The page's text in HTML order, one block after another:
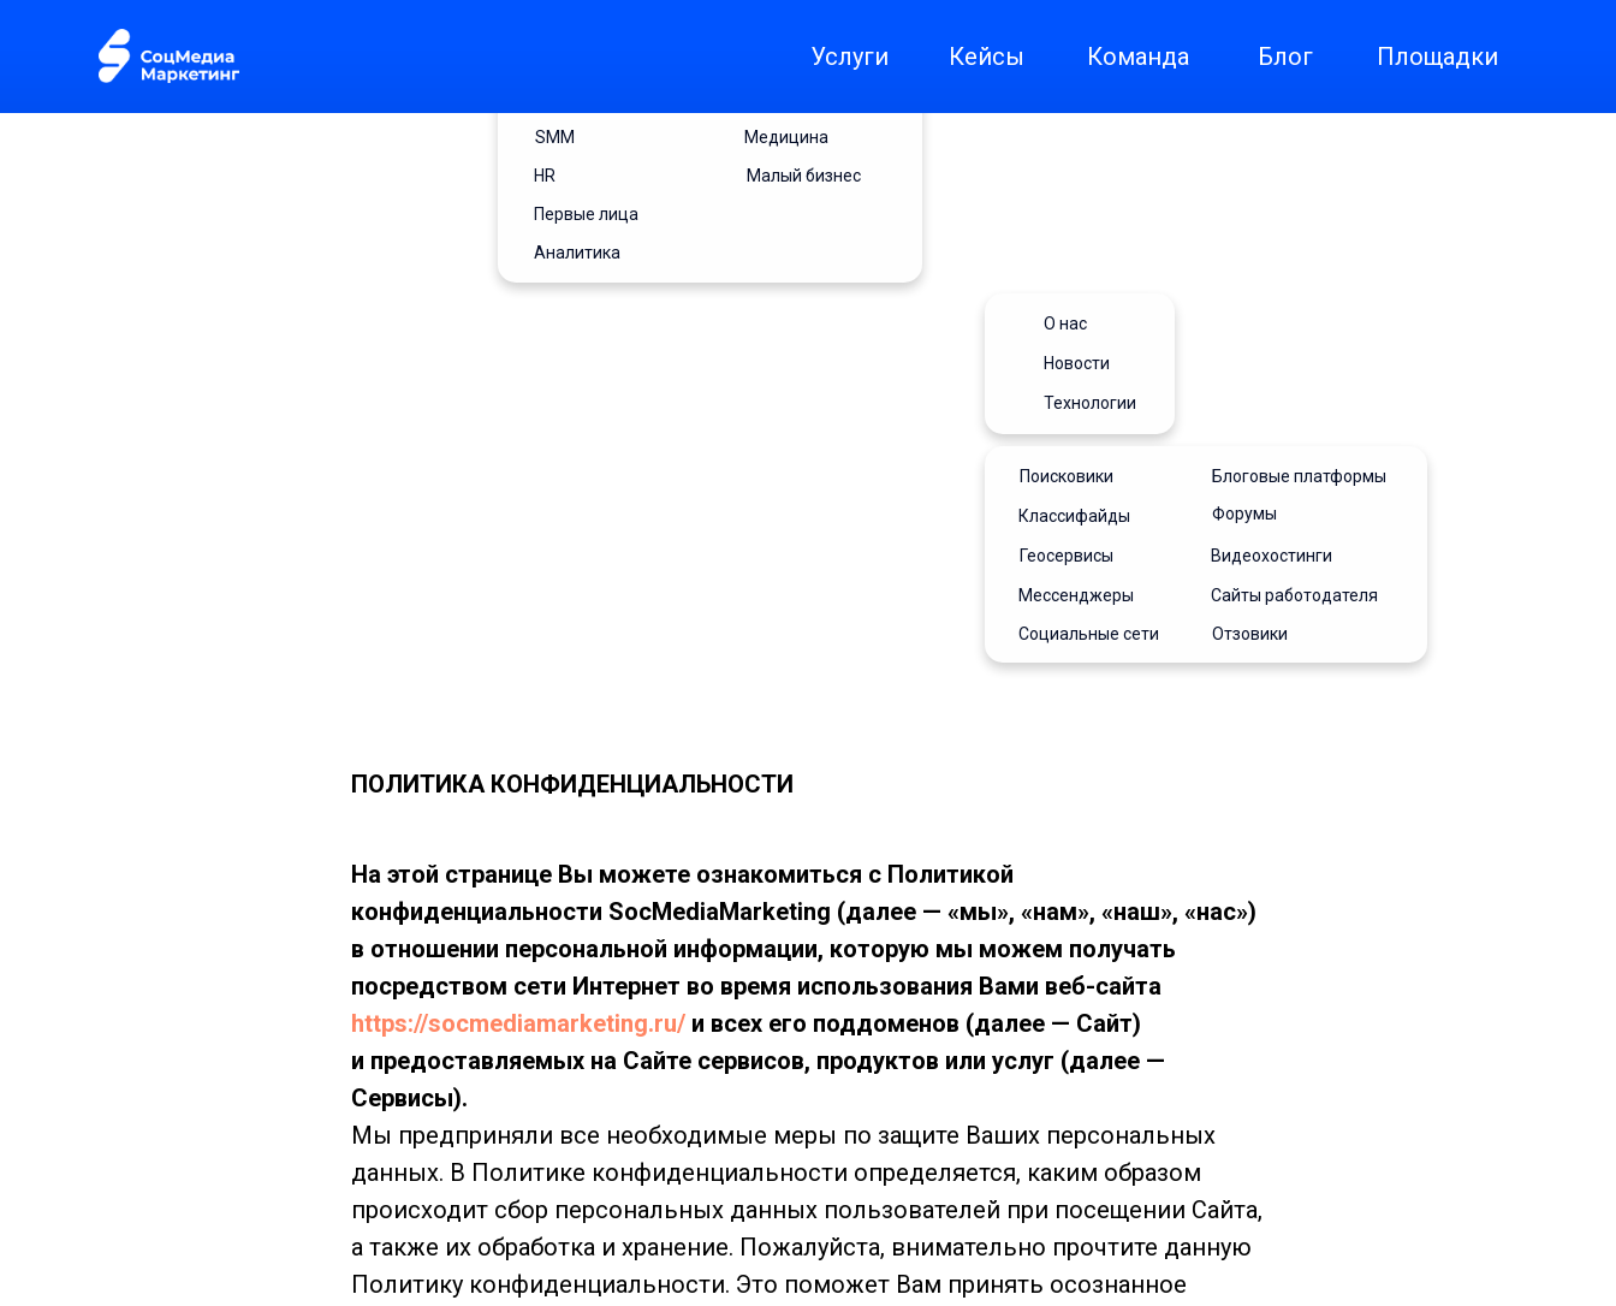
Площадки
Блог
Команда
Кейсы
Услуги
Автодилерам
Первые лица
HR
SMM
Аналитика
Малый бизнес
Медицина
О нас
Новости
Технологии
Поисковики
Блоговые платформы
Форумы
Видеохостинги
Сайты работодателя
Отзовики
Классифайды
Геосервисы
Мессенджеры
Социальные сети
ПОЛИТИКА КОНФИДЕНЦИАЛЬНОСТИ
На этой странице Вы можете ознакомиться с Политикой
конфиденциальности SocMediaMarketing (далее — «мы», «нам», «наш», «нас»)
в отношении персональной информации, которую мы можем получать
посредством сети Интернет во время использования Вами веб-сайта
https://socmediamarketing.ru/ и всех его поддоменов (далее — Сайт)
и предоставляемых на Сайте сервисов, продуктов или услуг (далее —
Сервисы).
Мы предприняли все необходимые меры по защите Ваших персональных
данных. В Политике конфиденциальности определяется, каким образом
происходит сбор персональных данных пользователей при посещении Сайта,
а также их обработка и хранение. Пожалуйста, внимательно прочтите данную
Политику конфиденциальности. Это поможет Вам принять осознанное